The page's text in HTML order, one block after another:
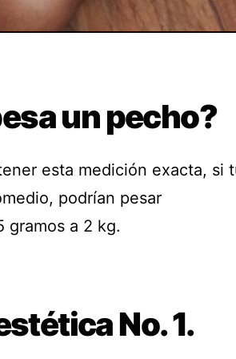
un pecho?
esta medición exacta, si
podrían pesar
gramos a 2 kg.
No. 1.